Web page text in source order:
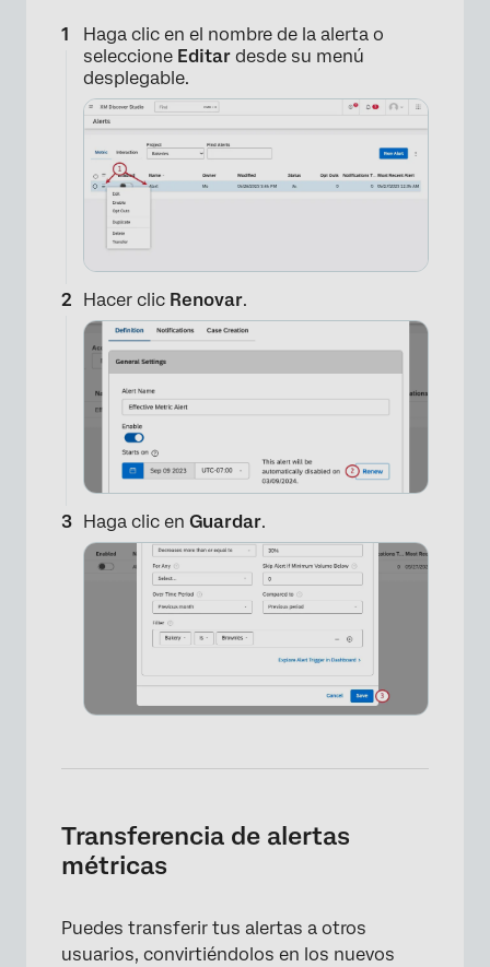
Haga clic en el nombre de la alerta o
seleccione Editar desde su menú
desplegable.
Hacer clic Renovar.
Haga clic en Guardar.
Transferencia de alertas
métricas
Puedes transferir tus alertas a otros
usuarios, convirtiéndolos en los nuevos